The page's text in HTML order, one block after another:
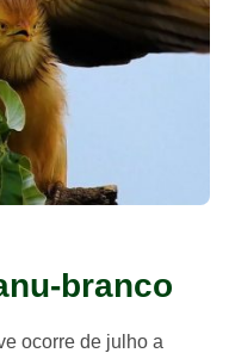
branco
ocorre de julho a